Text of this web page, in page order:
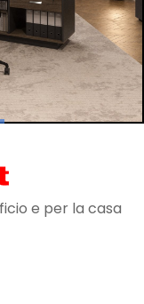
e per la casa